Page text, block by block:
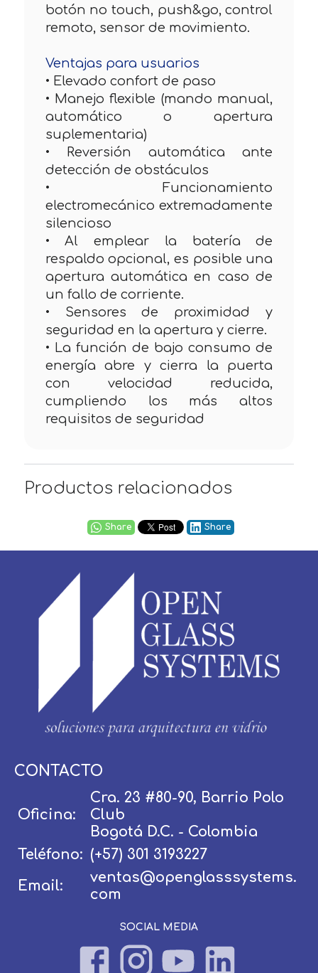
botón no touch, push&go, control
remoto, sensor de movimiento.
Ventajas para usuarios
• Elevado confort de paso
• Manejo flexible (mando manual,
automático o apertura
suplementaria)
• Reversión automática ante
detección de obstáculos
• Funcionamiento
electromecánico extremadamente
silencioso
• Al emplear la batería de
respaldo opcional, es posible una
apertura automática en caso de
un fallo de corriente.
• Sensores de proximidad y
seguridad en la apertura y cierre.
• La función de bajo consumo de
energía abre y cierra la puerta
con velocidad reducida,
cumpliendo los más altos
requisitos de seguridad
Productos relacionados
Share Share
CONTACTO
Oficina:
Cra. 23 #80-90, Barrio Polo
Club
Bogotá D.C. - Colombia
Teléfono: (+57) 301 3193227
Email:
ventas@openglasssystems.
com
SOCIAL MEDIA
Contraseña:
Recordar Olvidé mi contraseña
Ingresar